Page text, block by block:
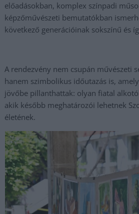
előadásokban, komplex színpadi
képzőművészeti bemutatókban
következő generációinak sokszínű és
A rendezvény nem csupán művészeti
hanem szimbolikus időutazás is,
jövőbe pillanthattak: olyan fiatal
akik később meghatározói lehetnek
életének.